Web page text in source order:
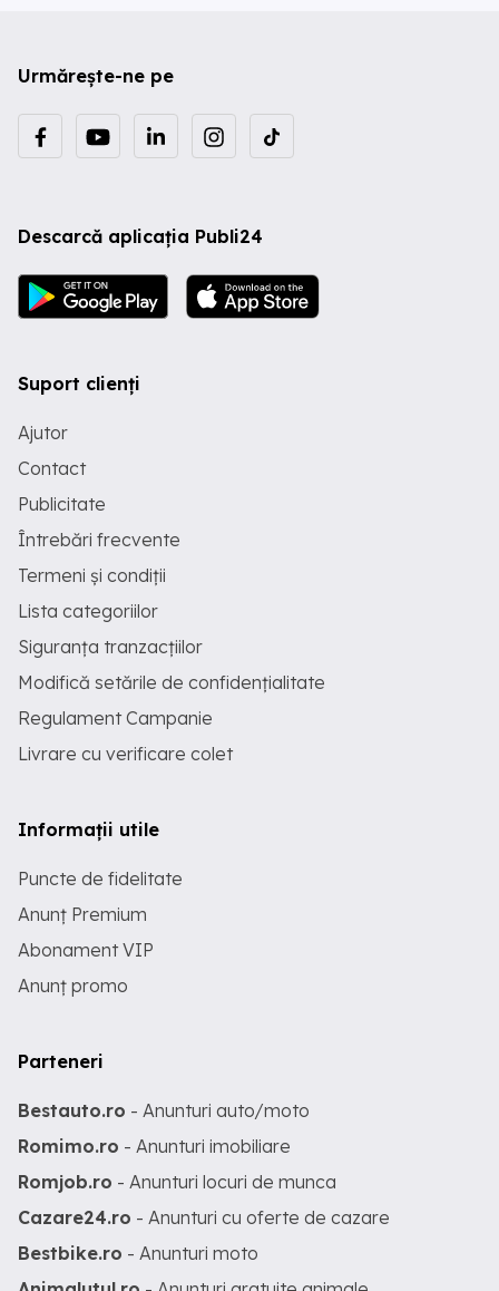
Urmărește-ne pe
Descarcă aplicația Publi24
Suport clienți
Ajutor
Contact
Publicitate
Întrebări frecvente
Termeni și condiții
Lista categoriilor
Siguranța tranzacțiilor
Modifică setările de confidențialitate
Regulament Campanie
Livrare cu verificare colet
Informații utile
Puncte de fidelitate
Anunț Premium
Abonament VIP
Anunț promo
Parteneri
Bestauto.ro - Anunturi auto/moto
Romimo.ro - Anunturi imobiliare
Romjob.ro - Anunturi locuri de munca
Cazare24.ro - Anunturi cu oferte de cazare
Bestbike.ro - Anunturi moto